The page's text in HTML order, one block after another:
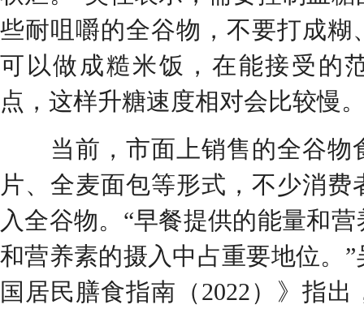
些耐咀嚼的全谷物，不要打成糊
可以做成糙米饭，在能接受的
点，这样升糖速度相对会比较慢
当前，市面上销售的全谷物
片、全麦面包等形式，不少消费
入全谷物。“早餐提供的能量和
和营养素的摄入中占重要地位。
国居民膳食指南（2022）》指出